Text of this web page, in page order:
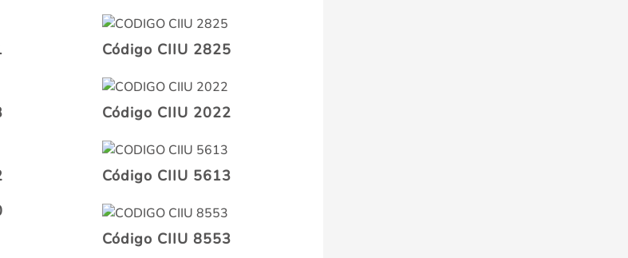
Código CIIU 2825
Código CIIU 2022
Código CIIU 5613
Código CIIU 8553